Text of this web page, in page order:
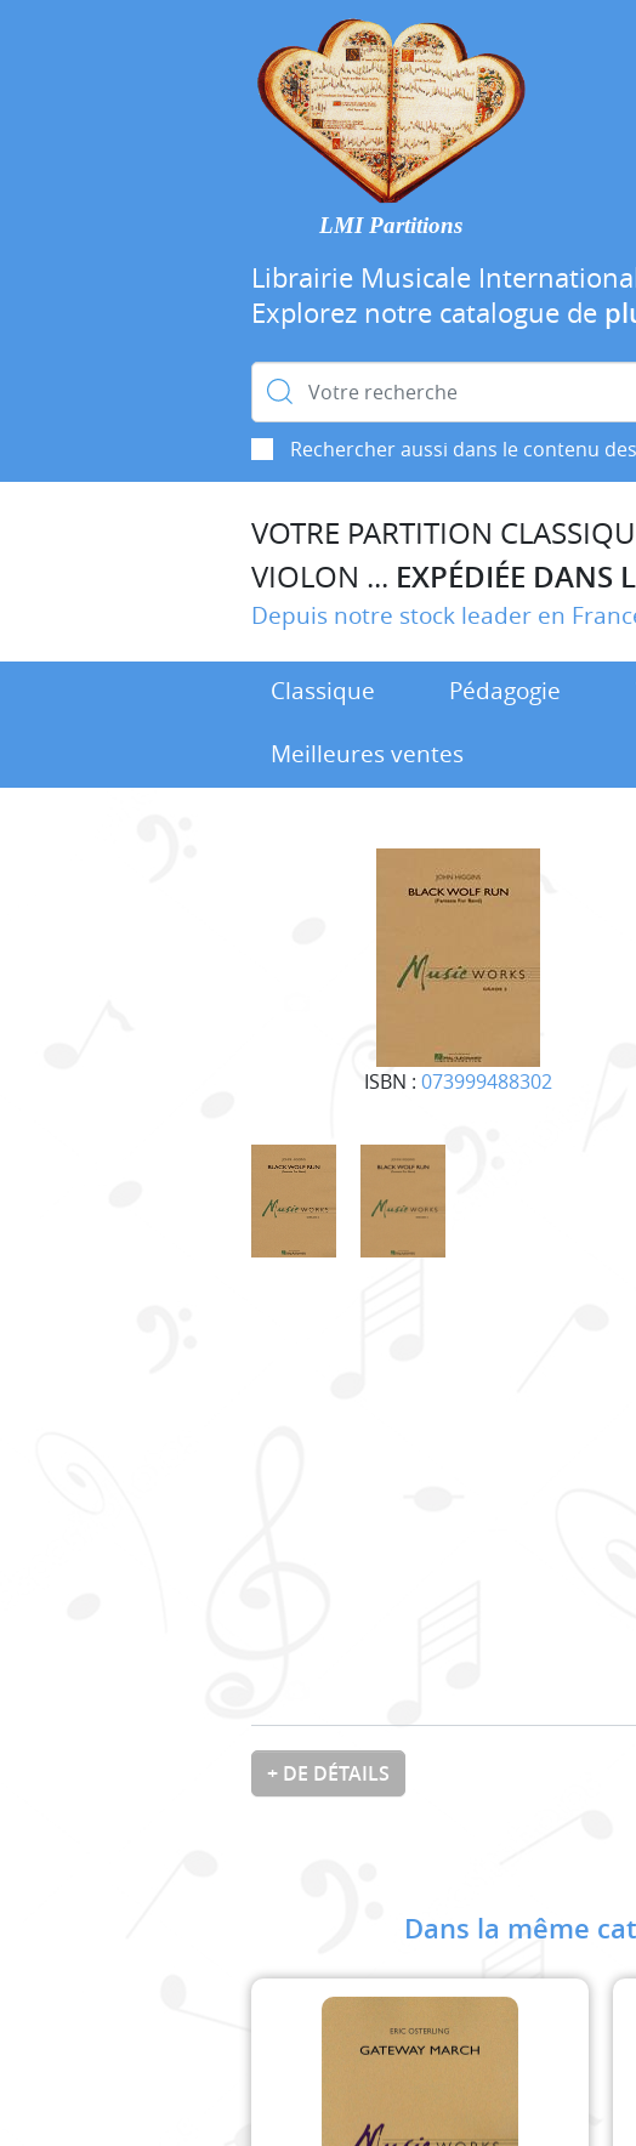
LMI Partitions
Librairie Musicale
Explorez notre catalogue de
Rechercher :
Rechercher aussi dans le contenu
VOTRE PARTITION
VIOLON ... EXPÉDIÉE DANS
Depuis notre stock leader en
Classique Pédagogie
Meilleures ventes
ISBN : 073999488302
+ DE DÉTAILS
Dans la même